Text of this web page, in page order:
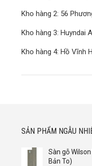
Kho hàng 2: 56
Kho hàng 3: Huyndai
Kho hàng 4: Hồ Vĩnh
SẢN PHẨM NGẪU
Sàn gỗ
Bản To)